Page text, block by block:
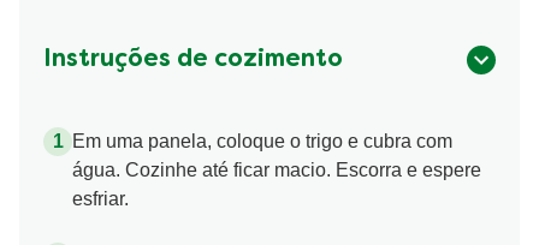
Instruções de cozimento
Em uma panela, coloque o trigo e cubra com
água. Cozinhe até ficar macio. Escorra e espere
esfriar.